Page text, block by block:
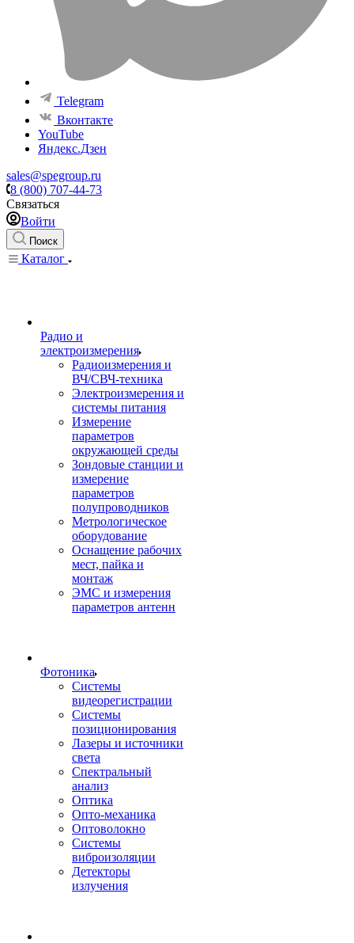
Telegram
Вконтакте
YouTube
Яндекс.Дзен
sales@spegroup.ru
8 (800) 707-44-73
Связаться
Войти
Поиск
Каталог
Радио и
электроизмерения
Радиоизмерения и
ВЧ/СВЧ-техника
Электроизмерения и
системы питания
Измерение
параметров
окружающей среды
Зондовые станции и
измерение
параметров
полупроводников
Метрологическое
оборудование
Оснащение рабочих
мест, пайка и
монтаж
ЭМС и измерения
параметров антенн
Фотоника
Cистемы
видеорегистрации
Системы
позиционирования
Лазеры и источники
света
Спектральный
анализ
Оптика
Опто-механика
Оптоволокно
Системы
виброизоляции
Детекторы
излучения